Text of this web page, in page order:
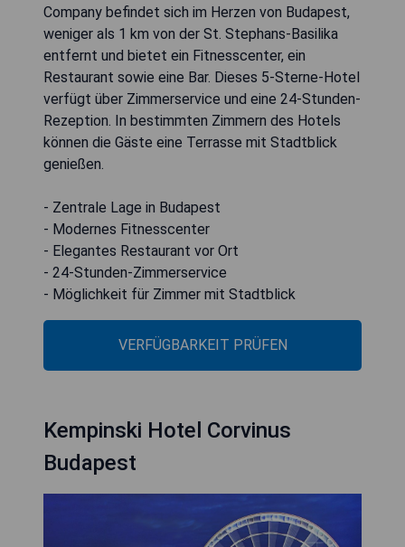
Company befindet sich im Herzen von Budapest,
weniger als 1 km von der St. Stephans-Basilika
entfernt und bietet ein Fitnesscenter, ein
Restaurant sowie eine Bar. Dieses 5-Sterne-Hotel
verfügt über Zimmerservice und eine 24-Stunden-
Rezeption. In bestimmten Zimmern des Hotels
können die Gäste eine Terrasse mit Stadtblick
genießen.
- Zentrale Lage in Budapest
- Modernes Fitnesscenter
- Elegantes Restaurant vor Ort
- 24-Stunden-Zimmerservice
- Möglichkeit für Zimmer mit Stadtblick
VERFÜGBARKEIT PRÜFEN
Kempinski Hotel Corvinus
Budapest